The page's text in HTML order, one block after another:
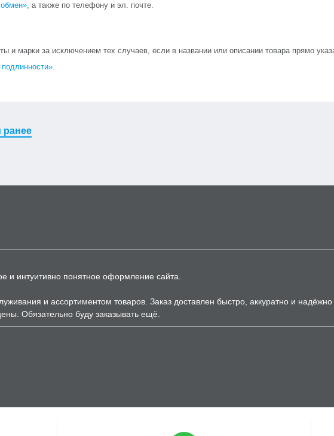
, а также по телефону и эл. почте.
марки за исключением тех случаев, если в названии или описании товара прямо
подлинности».
ранее
и интуитивно понятное оформление сайта.
и ассортиментом товаров. Заказ доставлен быстро, аккуратно и
Обязательно буду заказывать ещё.